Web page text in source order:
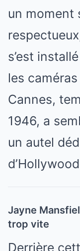
un moment
s’est
les
Cannes,
1946, a
un autel
Jayne
trop vite
Derrière